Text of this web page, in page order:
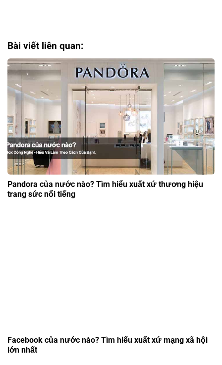
Bài viết liên quan:
Pandora của nước nào? Tìm hiểu xuất xứ thương hiệu
trang sức nổi tiếng
Facebook của nước nào? Tìm hiểu xuất xứ mạng xã hội
lớn nhất